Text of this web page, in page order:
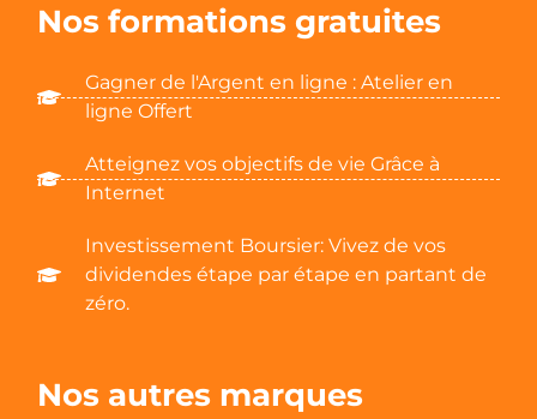
Nos formations gratuites
Gagner de l'Argent en ligne : Atelier en
ligne Offert
Atteignez vos objectifs de vie Grâce à
Internet
Investissement Boursier: Vivez de vos
dividendes étape par étape en partant de
zéro.
Nos autres marques